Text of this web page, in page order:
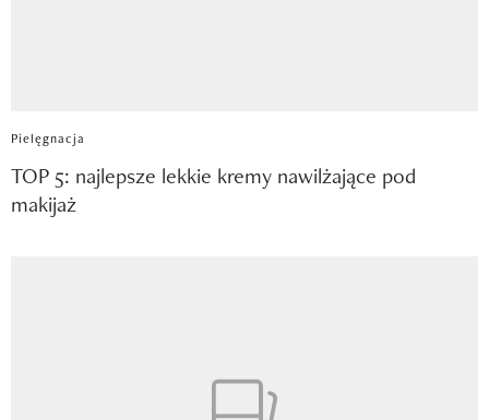
Pielęgnacja
TOP 5: najlepsze lekkie kremy nawilżające pod
makijaż